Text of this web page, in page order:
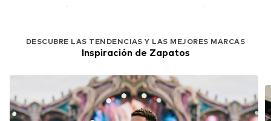
DESCUBRE LAS TENDENCIAS Y LAS MEJORES MARCAS
Inspiración de Zapatos